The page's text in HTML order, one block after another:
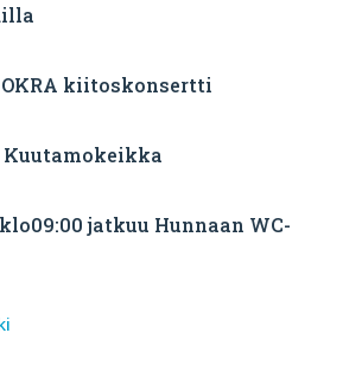
OKRA kiitoskonsertti
Kuutamokeikka
klo09:00 jatkuu Hunnaan WC-